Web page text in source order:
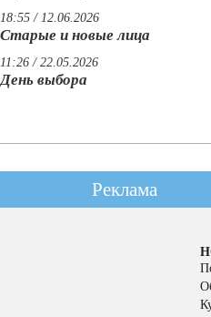
18:55 / 12.06.2026
Старые и новые лица
11:26 / 22.05.2026
День выбора
Реклама